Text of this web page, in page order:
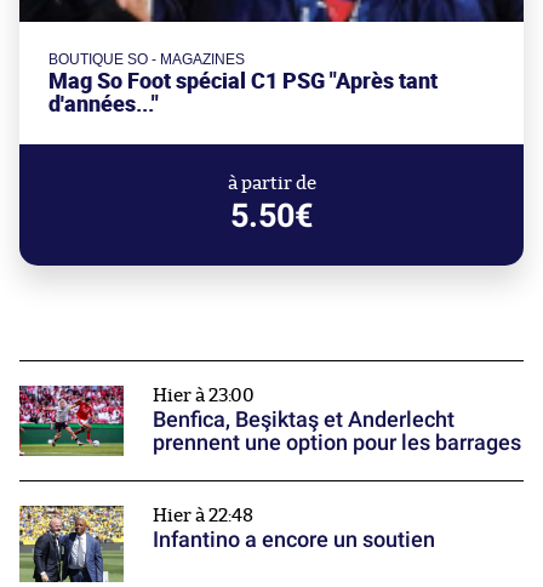
BOUTIQUE SO - MAGAZINES
Mag So Foot spécial C1 PSG "Après tant
d'années..."
à partir de
5.50€
Hier à 23:00
Benfica, Beşiktaş et Anderlecht
prennent une option pour les barrages
Hier à 22:48
Infantino a encore un soutien